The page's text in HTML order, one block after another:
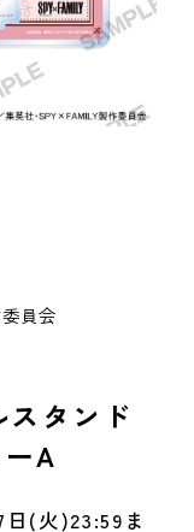
員会
タンド
A
日(火)23:59ま